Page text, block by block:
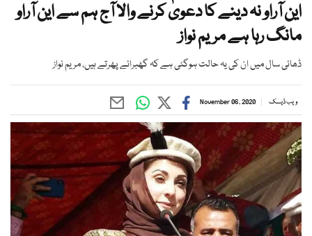
این آراو نہ دینے کا دعویٰ کرنے والا آج ہم سے این آراو
مانگ رہا ہے مریم نواز
ڈھائی سال میں ان کی یہ حالت ہوگئی ہے کہ گھبرائے پھرتے ہیں، مریم نواز
ویب ڈیسک November 06, 2020